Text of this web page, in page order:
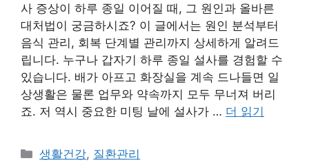
사 증상이 하루 종일 이어질 때, 그 원인과 올바른
대처법이 궁금하시죠? 이 글에서는 원인 분석부터
음식 관리, 회복 단계별 관리까지 상세하게 알려드
립니다. 누구나 갑자기 하루 종일 설사를 경험할 수
있습니다. 배가 아프고 화장실을 계속 드나들면 일
상생활은 물론 업무와 약속까지 모두 무너져 버리
죠. 저 역시 중요한 미팅 날에 설사가 … 더 읽기
카
생활건강, 질환관리